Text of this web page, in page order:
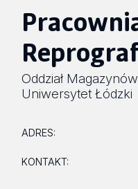
Oddział
Uniwersytet Łódzki
ADRES:
KONTAKT: